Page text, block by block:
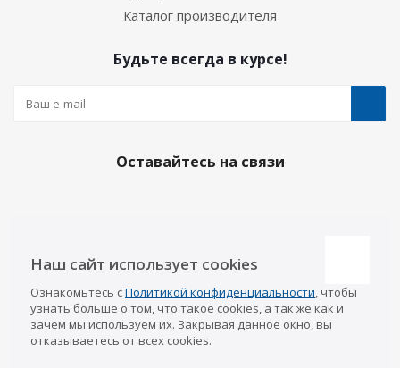
Каталог производителя
Будьте всегда в курсе!
Оставайтесь на связи
Казань
8 (843) 207-03-08
Уфа
8 (347) 258-84-87
info@a-pricep.ru
Наш сайт использует cookies
Ознакомьтесь сПолитикой конфиденциальности, чтобы
узнать больше о том, что такое cookies, а так же как и
зачем мы используем их. Закрывая данное окно, вы
отказываетесь от всех cookies.